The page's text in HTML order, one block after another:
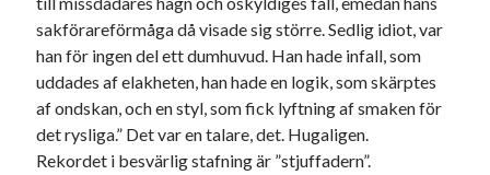
sakförareförmåga då visade sig större. Sedlig idiot, var
han för ingen del ett dumhuvud. Han hade infall, som
uddades af elakheten, han hade en logik, som skärptes
af ondskan, och en styl, som fick lyftning af smaken för
det rysliga.” Det var en talare, det. Hugaligen.
Rekordet i besvärlig stafning är ”stjuffadern”.